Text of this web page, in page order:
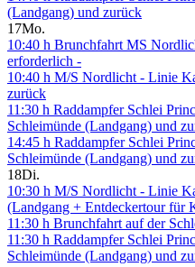
(Landgang) und zurück
17Mo.
10:40 h Brunchfahrt MS
erforderlich -
10:40 h M/S Nordlicht - Linie
zurück
11:30 h Raddampfer Schlei
Schleimünde (Landgang) und
14:45 h Raddampfer Schlei
Schleimünde (Landgang) und
18Di.
10:30 h M/S Nordlicht - Linie
(Landgang + Entdeckertour für
11:30 h Brunchfahrt auf der
11:30 h Raddampfer Schlei
Schleimünde (Landgang) und